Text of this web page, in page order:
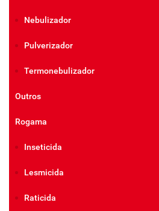
Nebulizador
Pulverizador
Termonebulizador
Outros
Rogama
Inseticida
Lesmicida
Raticida